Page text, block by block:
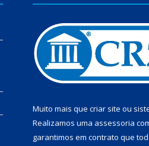
Muito mais que criar site ou
Realizamos uma assessoria
garantimos em contrato que